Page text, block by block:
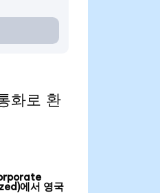
로 환
에서 영국